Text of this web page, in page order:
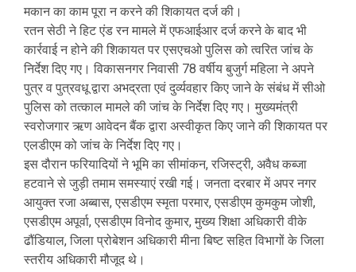
मकान का काम पूरा न करने की शिकायत दर्ज की।
रतन सेठी ने हिट एंड रन मामले में एफआईआर दर्ज करने के बाद भी
कार्रवाई न होने की शिकायत पर एसएचओ पुलिस को त्वरित जांच के
निर्देश दिए गए। विकासनगर निवासी 78 वर्षीय बुजुर्ग महिला ने अपने
पुत्र व पुत्रवधू द्वारा अभद्रता एवं दुर्व्यवहार किए जाने के संबंध में सीओ
पुलिस को तत्काल मामले की जांच के निर्देश दिए गए। मुख्यमंत्री
स्वरोजगार ऋण आवेदन बैंक द्वारा अस्वीकृत किए जाने की शिकायत पर
एलडीएम को जांच के निर्देश दिए गए।
इस दौरान फरियादियों ने भूमि का सीमांकन, रजिस्ट्री, अवैध कब्जा
हटवाने से जुड़ी तमाम समस्याएं रखी गई। जनता दरबार में अपर नगर
आयुक्त रजा अब्बास, एसडीएम स्मृता परमार, एसडीएम कुमकुम जोशी,
एसडीएम अपूर्वा, एसडीएम विनोद कुमार, मुख्य शिक्षा अधिकारी वीके
ढौंडियाल, जिला प्रोबेशन अधिकारी मीना बिष्ट सहित विभागों के जिला
स्तरीय अधिकारी मौजूद थे।